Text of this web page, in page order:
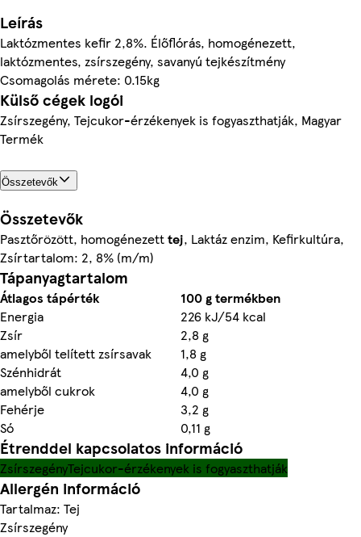
Leírás
Laktózmentes kefir 2,8%. Élőflórás, homogénezett,
laktózmentes, zsírszegény, savanyú tejkészítmény
Csomagolás mérete: 0.15kg
Külső cégek logói
Zsírszegény, Tejcukor-érzékenyek is fogyaszthatják, Magyar
Termék
Összetevők
Összetevők
Pasztőrözött, homogénezetttej, Laktáz enzim, Kefirkultúra,
Zsírtartalom: 2, 8% (m/m)
Tápanyagtartalom
Átlagos tápérték
100 g termékben
Energia
226 kJ/54 kcal
Zsír
2,8 g
amelyből telített zsírsavak
1,8 g
Szénhidrát
4,0 g
amelyből cukrok
4,0 g
Fehérje
3,2 g
Só
0,11 g
Étrenddel kapcsolatos információ
ZsírszegényTejcukor-érzékenyek is fogyaszthatják
Allergén információ
Tartalmaz: Tej
Zsírszegény